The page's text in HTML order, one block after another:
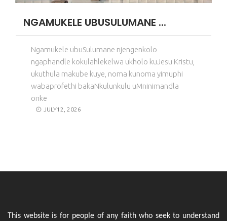
NGAMUKELE UBUSULUMANE ...
Ngamukele ubuSulumane njengenkolo
ngaphandle kokulahlekelwa ukholo kuJesu Kristu,
ukuthula makube kuye, noma kunoma yimuphi
wabaprofethi bakaNkulunkulu uMninimandla
onke
JULY12, 2026
This website is for people of any faith who seek to understand